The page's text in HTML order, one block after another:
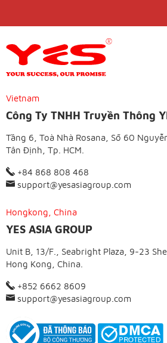
Vietnam
Công Ty TNHH Truyền Thông
Tầng 6, Toà Nhà Rosana, Số 60
Tân Định, Tp. HCM.
+84 868 808 468
support@yesasiagroup.com
Hongkong, China
YES ASIA GROUP
Unit B, 13/F., Seabright Plaza, 9-23
Hong Kong, China.
+852 6662 8609
support@yesasiagroup.com